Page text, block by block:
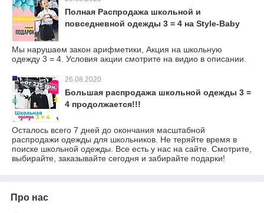
Полная Распродажа школьной и
повседневной одежды 3 = 4 на Style-Baby
Мы нарушаем закон арифметики, Акция на школьную
одежду 3 = 4. Условия акции смотрите на видио в описании.
26.08.2020
Большая распродажа школьной одежды 3 =
4 продолжается!!!
Осталось всего 7 дней до окончания масштабной
распродажи одежды для школьников. Не теряйте время в
поиске школьной одежды. Все есть у нас на сайте. Смотрите,
выбирайте, заказывайте сегодня и забирайте подарки!
Про нас